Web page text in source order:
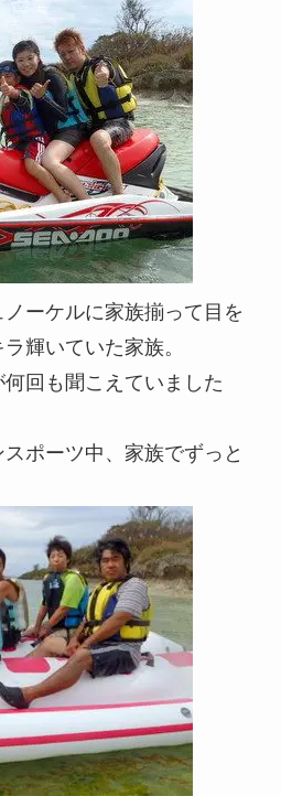
ーケルに家族揃って目を
輝いていた家族。
何回も聞こえていました
ポーツ中、家族でずっと